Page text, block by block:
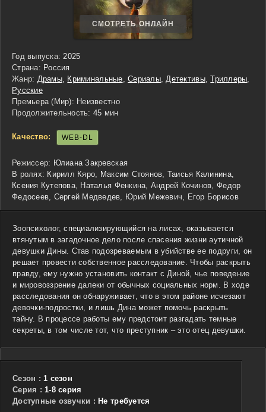
СМОТРЕТЬ ОНЛАЙН
Год выпуска: 2025
Страна: Россия
Жанр: Драмы, Криминальные ,Сериалы, Детективы,Триллеры
Русские
Премьера (Мир): Неизвестно
Продолжительность: 45 мин
Качество: WEB-DL
Режиссер: Юлиана Закревская
В ролях: Кирилл Кяро, Максим Стоянов, Таисья Калинина,
Ксения Кутепова, Наталья Фенкина, Андрей Кочинов, Федор
Федосеев, Сергей Медведев, Юрий Межевич, Егор Борисов
Зоопсихолог, специализирующийся на лисах, оказывается
втянутым в загадочное дело после спасения жизни аутичной
девушки Дины. Став подозреваемым в убийстве ее подруги, он
решает провести собственное расследование. Чтобы раскрыть
правду, ему нужно установить контакт с Диной, чье поведение
и мировоззрение далеки от обычных социальных норм. В ходе
расследования он обнаруживает, что в этом районе исчезают
девочки-подростки, и лишь Дина может помочь раскрыть
тайну. В процессе работы ему предстоит разгадать темные
секреты, в том числе тот, что преступник – это отец девушки.
Сезон : 1 сезон
Cерия : 1-8 серия
Доступные озвучки : Не требуется